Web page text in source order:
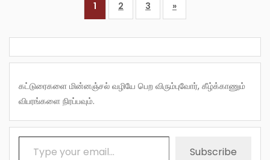
1 2 3 »
கட்டுரைகளை மின்னஞ்சல் வழியே பெற விரும்புவோர், கீழ்க்காணும்
விபரங்களை நிரப்பவும்.
Type your email…
Subscribe